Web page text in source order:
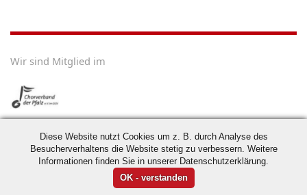
Wir sind Mitglied im
Diese Website nutzt Cookies um z. B. durch Analyse des
Besucherverhaltens die Website stetig zu verbessern. Weitere
Informationen finden Sie in unserer Datenschutzerklärung.